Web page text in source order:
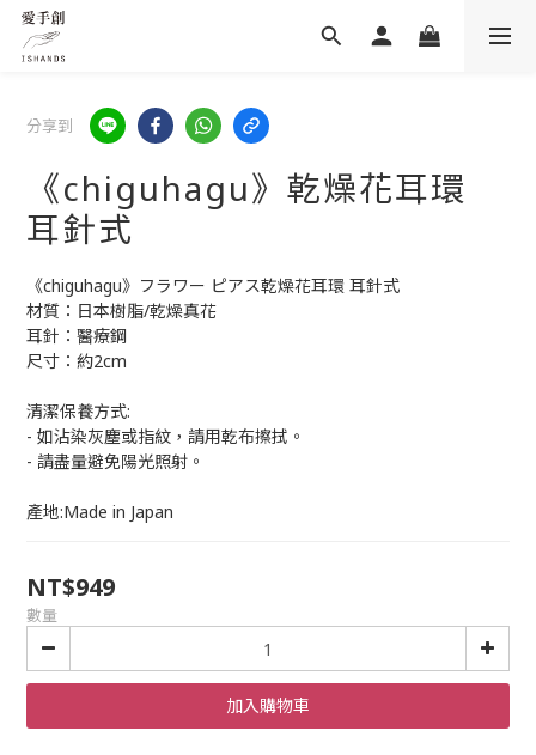
分享到
《chiguhagu》乾燥花耳環
耳針式
《chiguhagu》フラワー ピアス乾燥花耳環 耳針式
材質：日本樹脂/乾燥真花
耳針：醫療鋼
尺寸：約2cm
清潔保養方式:
- 如沾染灰塵或指紋，請用乾布擦拭。
- 請盡量避免陽光照射。
產地:Made in Japan
NT$949
數量
加入購物車